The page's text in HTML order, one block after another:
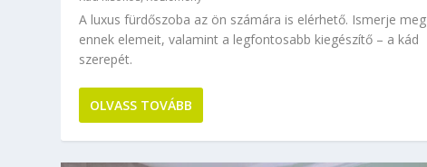
A luxus fürdőszoba az ön számára is elérhető. Ismerje meg
ennek elemeit, valamint a legfontosabb kiegészítő – a kád
szerepét.
OLVASS TOVÁBB